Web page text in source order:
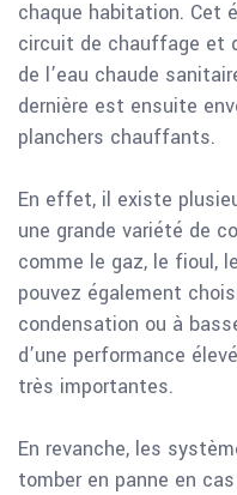
chaque habitation. Cet
circuit de chauffage et
de l’eau chaude
dernière est ensuite
planchers chauffants.
En effet, il existe
une grande variété de
comme le gaz, le fioul,
pouvez également
condensation ou à
d’une performance
très importantes.
En revanche, les
tomber en panne en